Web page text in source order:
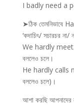
I badly need a
➤ঠিক তেমনিভাবে
‘কদাচিৎ/ সচারচর না/
We hardly meet.
বললেও চলে।
He hardly calls
বললেও চলে)।
আশা করছি আপনাদের